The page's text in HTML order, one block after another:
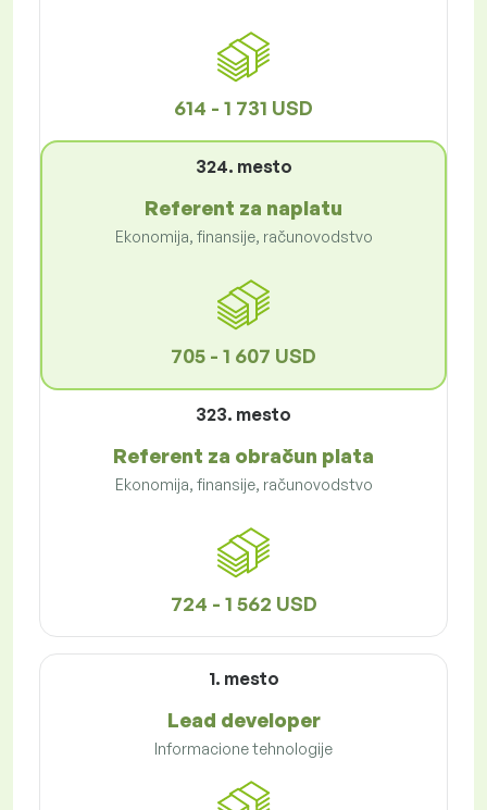
614 - 1 731 USD
324. mesto
Referent za naplatu
Ekonomija, finansije, računovodstvo
705 - 1 607 USD
323. mesto
Referent za obračun plata
Ekonomija, finansije, računovodstvo
724 - 1 562 USD
1. mesto
Lead developer
Informacione tehnologije